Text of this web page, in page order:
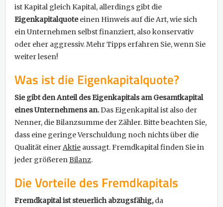
ist Kapital gleich Kapital, allerdings gibt die
Eigenkapitalquoteeinen Hinweis auf die Art, wie sich
ein Unternehmen selbst finanziert, also konservativ
oder eher aggressiv. Mehr Tipps erfahren Sie, wenn Sie
weiter lesen!
Was ist die Eigenkapitalquote?
Sie gibt den Anteil des Eigenkapitals am Gesamtkapital
eines Unternehmens an.Das Eigenkapital ist also der
Nenner, die Bilanzsumme der Zähler. Bitte beachten Sie,
dass eine geringe Verschuldung noch nichts über die
Qualität einerAktie aussagt. Fremdkapital finden Sie in
jeder größerenBilanz.
Die Vorteile des Fremdkapitals
Fremdkapital ist steuerlich abzugsfähig,da